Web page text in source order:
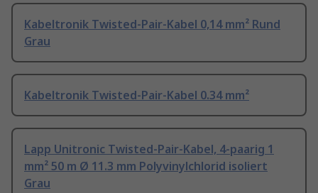
Kabeltronik Twisted-Pair-Kabel 0,14 mm² Rund
Grau
Kabeltronik Twisted-Pair-Kabel 0.34 mm²
Lapp Unitronic Twisted-Pair-Kabel, 4-paarig 1
mm² 50 m Ø 11.3 mm Polyvinylchlorid isoliert
Grau